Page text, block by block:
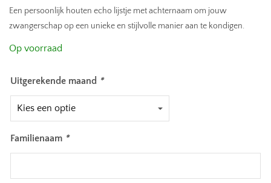
Een persoonlijk houten echo lijstje met achternaam om jouw
zwangerschap op een unieke en stijlvolle manier aan te kondigen.
Op voorraad
Uitgerekende maand *
Familienaam *